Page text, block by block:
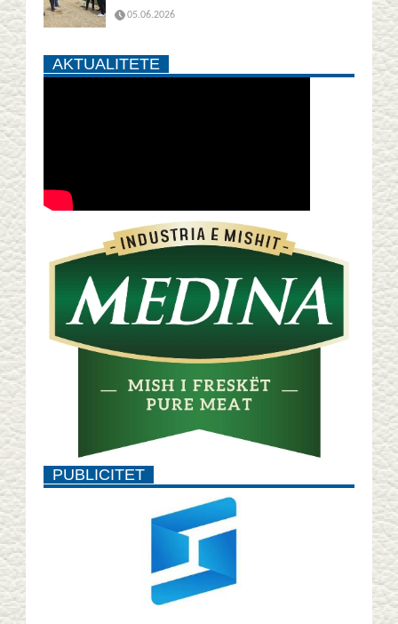
05.06.2026
AKTUALITETE
PUBLICITET